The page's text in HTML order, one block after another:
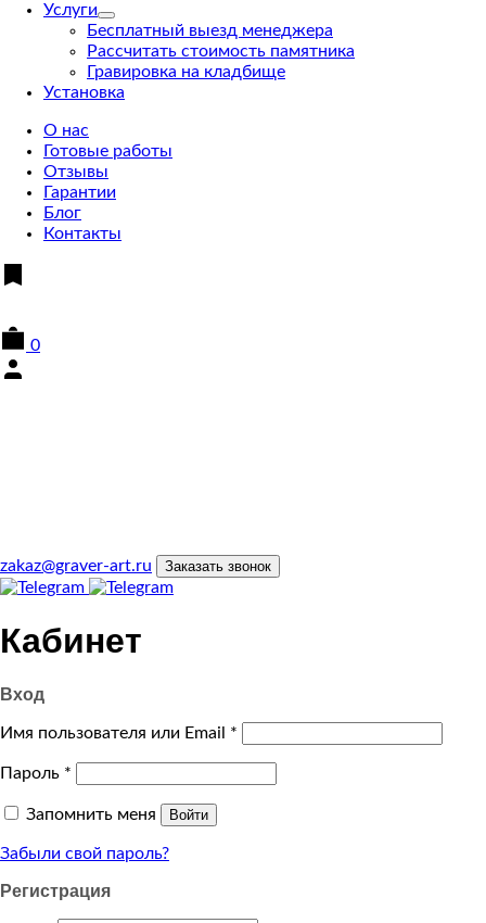
Услуги
Бесплатный выезд менеджера
Рассчитать стоимость памятника
Гравировка на кладбище
Установка
О нас
Готовые работы
Отзывы
Гарантии
Блог
Контакты
0
zakaz@graver-art.ru Заказать звонок
Кабинет
Вход
Имя пользователя или Email *
Пароль *
Запомнить меня Войти
Забыли свой пароль?
Регистрация